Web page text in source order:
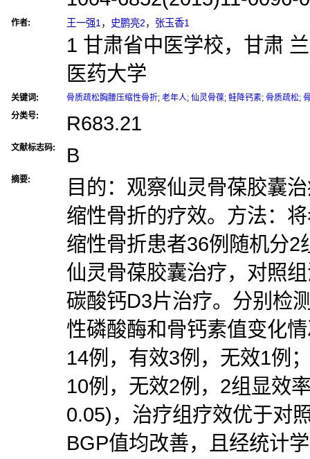
作者: 王一强1 ， 史鹏亮2， 张玉香1
1 甘肃省中医学校，甘肃
医药大学
关键词: 骨质疏松胸腰压缩性骨折; 老年人; 仙灵骨葆; 鲑降钙素; 骨质疏松;
分类号:
R683.21
文献标志码: B
摘要:
目的：观察仙灵骨葆胶囊
缩性骨折的疗效。方法：
缩性骨折患者36例随机分2
仙灵骨葆胶囊治疗，对照
碳酸钙D3片治疗。分别检
性磷酸酶和骨钙素值变化
14例，有效3例，无效1例
10例，无效2例，2组显效
0.05)，治疗组疗效优于对
BGP值均改善，且经统计